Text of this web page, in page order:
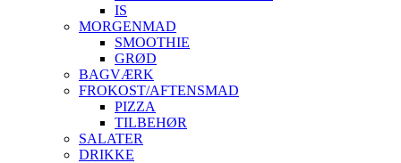
IS
MORGENMAD
SMOOTHIE
GRØD
BAGVÆRK
FROKOST/AFTENSMAD
PIZZA
TILBEHØR
SALATER
DRIKKE